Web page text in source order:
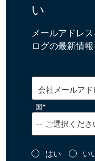
い
メールアドレ
ログの最新情報
会社メールア
国*
はい い